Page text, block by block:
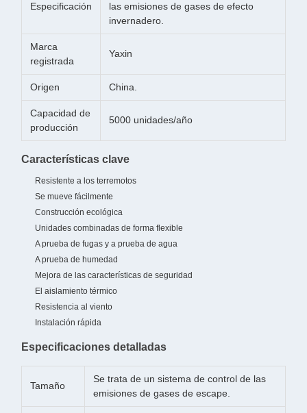
Especificación
las emisiones de gases de efecto
invernadero.
Marca
registrada
Yaxin
Origen China.
Capacidad de
producción
5000 unidades/año
Características clave
Resistente a los terremotos
Se mueve fácilmente
Construcción ecológica
Unidades combinadas de forma flexible
A prueba de fugas y a prueba de agua
A prueba de humedad
Mejora de las características de seguridad
El aislamiento térmico
Resistencia al viento
Instalación rápida
Especificaciones detalladas
Tamaño
Se trata de un sistema de control de las
emisiones de gases de escape.